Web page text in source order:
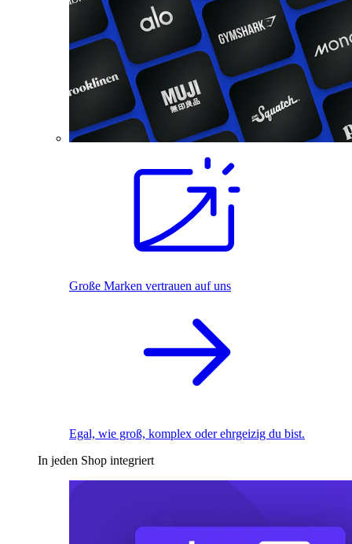
Große Marken vertrauen auf uns
Egal, wie groß, komplex oder ehrgeizig du bist.
In jeden Shop integriert